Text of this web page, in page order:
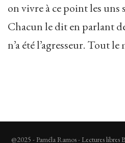
on vivre à ce point les uns
Chacun le dit en parlant
n’a été l’agresseur. Tout le
@2025 - Paméla Ramos - Lectures libres